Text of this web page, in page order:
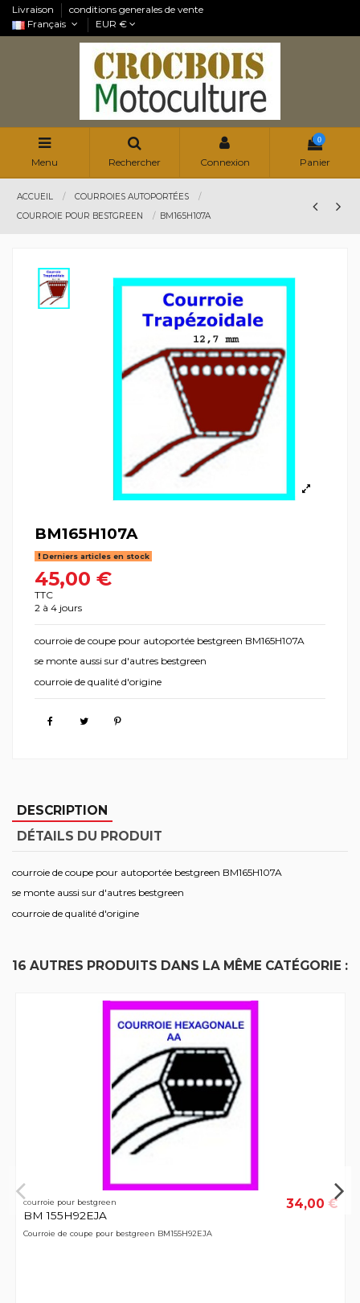
Livraison
conditions generales de vente
Français
EUR €
Menu Rechercher Connexion
0
Panier
ACCUEIL
COURROIES AUTOPORTÉES
COURROIE POUR BESTGREEN
BM165H107A
BM165H107A
Derniers articles en stock
45,00 €
TTC
2 à 4 jours
courroie de coupe pour autoportée bestgreen BM165H107A
se monte aussi sur d'autres bestgreen
courroie de qualité d'origine
DESCRIPTION
DÉTAILS DU PRODUIT
courroie de coupe pour autoportée bestgreen BM165H107A
se monte aussi sur d'autres bestgreen
courroie de qualité d'origine
16 AUTRES PRODUITS DANS LA MÊME CATÉGORIE :
courroie pour bestgreen
BM 155H92EJA
34,00 €
Courroie de coupe pour bestgreen BM155H92EJA